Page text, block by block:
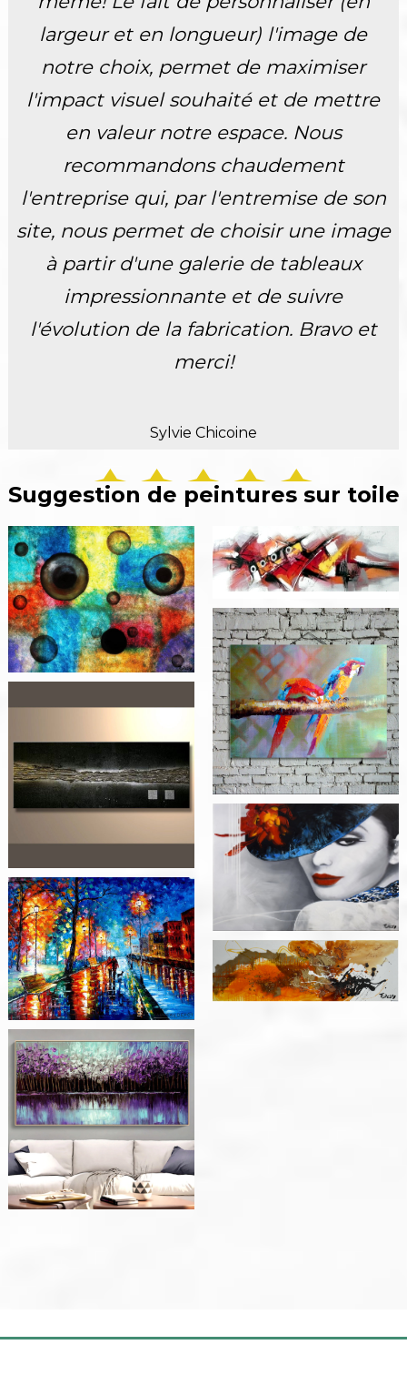
largeur et en longueur) l'image de
notre choix, permet de maximiser
l'impact visuel souhaité et de mettre
en valeur notre espace. Nous
recommandons chaudement
l'entreprise qui, par l'entremise de son
site, nous permet de choisir une image
à partir d'une galerie de tableaux
impressionnante et de suivre
l'évolution de la fabrication. Bravo et
merci!
Sylvie Chicoine
Suggestion de peintures sur toile